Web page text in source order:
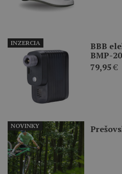
BBB
BMP-
79,95€
INZERCIA
NOVINKY